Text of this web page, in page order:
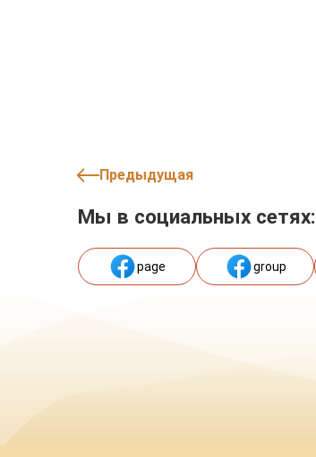
Предыдущая
Мы в социальных сетях:
page group